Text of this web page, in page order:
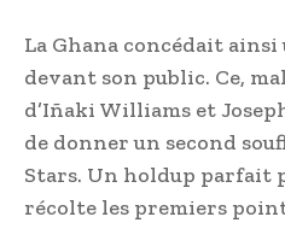
La Ghana concédait
devant son public. Ce,
d’Iñaki Williams et
de donner un second
Stars. Un holdup parfait
récolte les premiers